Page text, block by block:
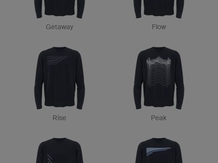
Getaway Flow
Rise Peak